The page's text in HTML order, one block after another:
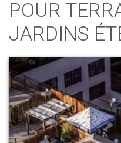
POUR
JARDINS